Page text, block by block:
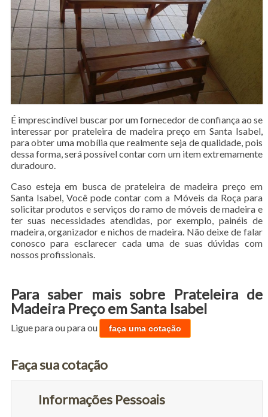
É imprescindível buscar por um fornecedor de confiança ao se
interessar por prateleira de madeira preço em Santa Isabel,
para obter uma mobília que realmente seja de qualidade, pois
dessa forma, será possível contar com um item extremamente
duradouro.
Caso esteja em busca de prateleira de madeira preço em
Santa Isabel, Você pode contar com a Móveis da Roça para
solicitar produtos e serviços do ramo de móveis de madeira e
ter suas necessidades atendidas, por exemplo, painéis de
madeira, organizador e nichos de madeira. Não deixe de falar
conosco para esclarecer cada uma de suas dúvidas com
nossos profissionais.
Para saber mais sobre Prateleira de
Madeira Preço em Santa Isabel
Ligue paraou paraou faça uma cotação
Faça sua cotação
Informações Pessoais